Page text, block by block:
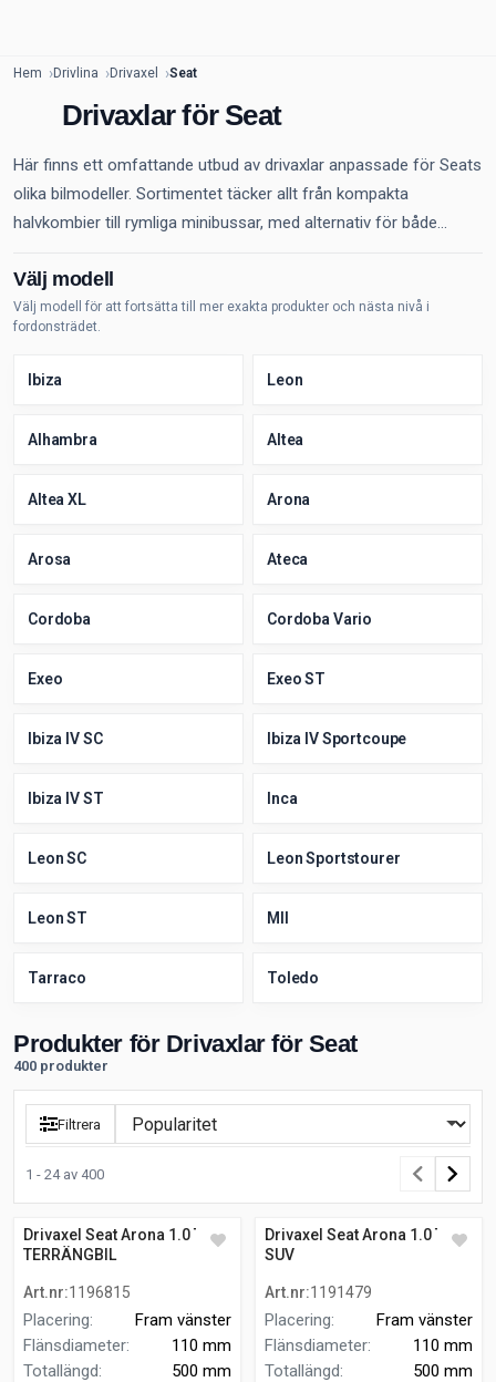
Hem Drivlina Drivaxel Seat
Drivaxlar för Seat
Här finns ett omfattande utbud av drivaxlar anpassade för Seats
olika bilmodeller. Sortimentet täcker allt från kompakta
halvkombier till rymliga minibussar, med alternativ för både...
Välj modell
Välj modell för att fortsätta till mer exakta produkter och nästa nivå i
fordonsträdet.
Ibiza Leon
Alhambra Altea
Altea XL Arona
Arosa Ateca
Cordoba Cordoba Vario
Exeo Exeo ST
Ibiza IV SC Ibiza IV Sportcoupe
Ibiza IV ST Inca
Leon SC Leon Sportstourer
Leon ST MII
Tarraco Toledo
Produkter för Drivaxlar för Seat
400 produkter
Filtrera
1 - 24 av 400
Drivaxel Seat Arona 1.0 TSI
TERRÄNGBIL
Art.nr:1196815
Placering:
Fram vänster
Flänsdiameter:
110 mm
Totallängd:
500 mm
Drivaxel Seat Arona 1.0 TSI
SUV
Art.nr:1191479
Placering:
Fram vänster
Flänsdiameter:
110 mm
Totallängd:
500 mm